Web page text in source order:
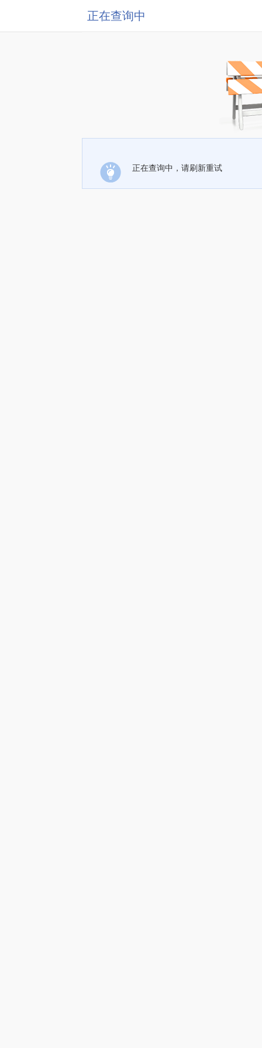
正在查询中
正在查询中，请刷新重试